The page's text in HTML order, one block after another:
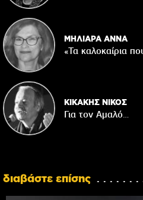
ΜΗΛΙΑΡΑ ΑΝΝΑ
«Τα καλοκαίρια
ΚΙΚΑΚΗΣ ΝΙΚΟΣ
Για τον Αμαλό…
διαβάστε επίσης